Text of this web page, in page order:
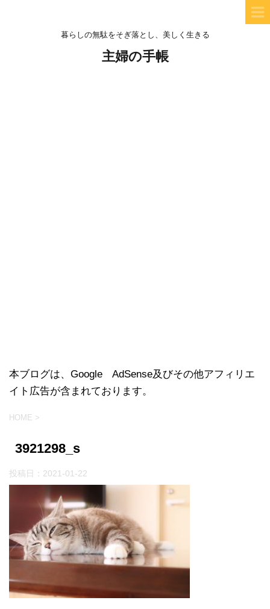
暮らしの無駄をそぎ落とし、美しく生きる
主婦の手帳
本ブログは、Google AdSense及びその他アフィリエ
イト広告が含まれております。
HOME >
3921298_s
投稿日： 2021-01-22